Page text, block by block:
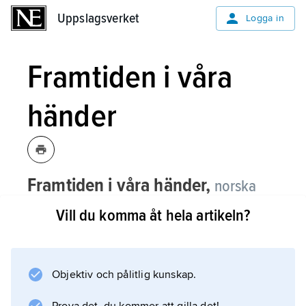
Uppslagsverket Logga in
Framtiden i våra
händer
Framtiden i våra händer, norska
Fremtiden i våre hender
, ideell rörelse
som grundades 1974, inspirerad av
samma namn.
F. verkar för en rättvis fördelning av världens
Vill du komma åt hela artikeln?
Objektiv och pålitlig kunskap.